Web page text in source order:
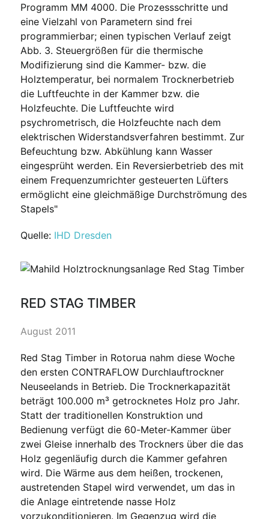
Programm MM 4000. Die Prozessschritte und
eine Vielzahl von Parametern sind frei
programmierbar; einen typischen Verlauf zeigt
Abb. 3. Steuergrößen für die thermische
Modifizierung sind die Kammer- bzw. die
Holztemperatur, bei normalem Trocknerbetrieb
die Luftfeuchte in der Kammer bzw. die
Holzfeuchte. Die Luftfeuchte wird
psychrometrisch, die Holzfeuchte nach dem
elektrischen Widerstandsverfahren bestimmt. Zur
Befeuchtung bzw. Abkühlung kann Wasser
eingesprüht werden. Ein Reversierbetrieb des mit
einem Frequenzumrichter gesteuerten Lüfters
ermöglicht eine gleichmäßige Durchströmung des
Stapels"
Quelle: IHD Dresden
RED STAG TIMBER
August 2011
Red Stag Timber in Rotorua nahm diese Woche
den ersten CONTRAFLOW Durchlauftrockner
Neuseelands in Betrieb. Die Trocknerkapazität
beträgt 100.000 m³ getrocknetes Holz pro Jahr.
Statt der traditionellen Konstruktion und
Bedienung verfügt die 60-Meter-Kammer über
zwei Gleise innerhalb des Trockners über die das
Holz gegenläufig durch die Kammer gefahren
wird. Die Wärme aus dem heißen, trockenen,
austretenden Stapel wird verwendet, um das in
die Anlage eintretende nasse Holz
vorzukonditionieren. Im Gegenzug wird die